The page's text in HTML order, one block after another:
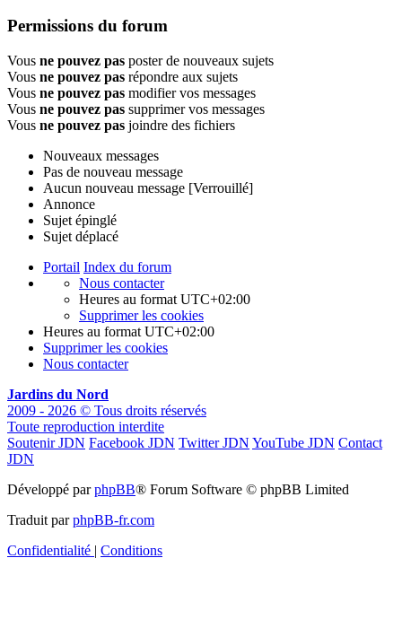
Permissions du forum
Vous ne pouvez pas poster de nouveaux sujets
Vous ne pouvez pas répondre aux sujets
Vous ne pouvez pas modifier vos messages
Vous ne pouvez pas supprimer vos messages
Vous ne pouvez pas joindre des fichiers
Nouveaux messages
Pas de nouveau message
Aucun nouveau message [Verrouillé]
Annonce
Sujet épinglé
Sujet déplacé
Portail Index du forum
Nous contacter
Heures au format UTC+02:00
Supprimer les cookies
Heures au format UTC+02:00
Supprimer les cookies
Nous contacter
Jardins du Nord
2009 - 2026 © Tous droits réservés
Toute reproduction interdite
Soutenir JDN Facebook JDN Twitter JDN YouTube JDN Contact
JDN
Développé parphpBB® Forum Software © phpBB Limited
Traduit parphpBB-fr.com
Confidentialité | Conditions